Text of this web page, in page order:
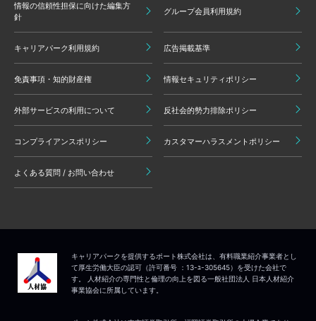
情報の信頼性担保に向けた編集方
針
グループ会員利用規約
キャリアパーク利用規約 広告掲載基準
免責事項・知的財産権 情報セキュリティポリシー
外部サービスの利用について 反社会的勢力排除ポリシー
コンプライアンスポリシー カスタマーハラスメントポリシー
よくある質問 / お問い合わせ